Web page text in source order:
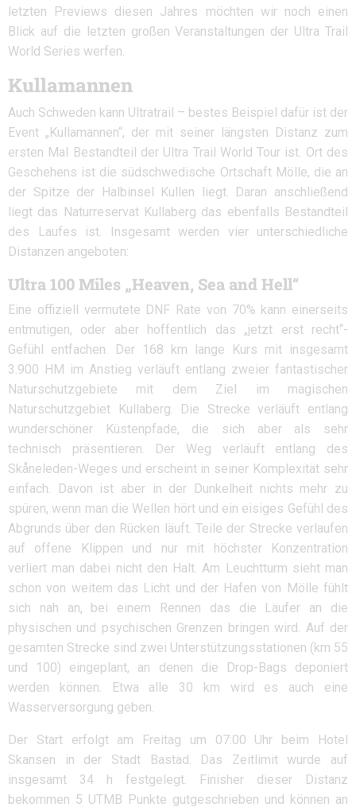
letzten Previews diesen Jahres möchten wir noch einen
Blick auf die letzten großen Veranstaltungen der Ultra Trail
World Series werfen.
Kullamannen
Auch Schweden kann Ultratrail – bestes Beispiel dafür ist der
Event „Kullamannen“, der mit seiner längsten Distanz zum
ersten Mal Bestandteil der Ultra Trail World Tour ist. Ort des
Geschehens ist die südschwedische Ortschaft Mölle, die an
der Spitze der Halbinsel Kullen liegt. Daran anschließend
liegt das Naturreservat Kullaberg das ebenfalls Bestandteil
des Laufes ist. Insgesamt werden vier unterschiedliche
Distanzen angeboten:
Ultra 100 Miles „Heaven, Sea and Hell“
Eine offiziell vermutete DNF Rate von 70% kann einerseits
entmutigen, oder aber hoffentlich das „jetzt erst recht“-
Gefühl entfachen. Der 168 km lange Kurs mit insgesamt
3.900 HM im Anstieg verläuft entlang zweier fantastischer
Naturschutzgebiete mit dem Ziel im magischen
Naturschutzgebiet Kullaberg. Die Strecke verläuft entlang
wunderschöner Küstenpfade, die sich aber als sehr
technisch präsentieren. Der Weg verläuft entlang des
Skåneleden-Weges und erscheint in seiner Komplexität sehr
einfach. Davon ist aber in der Dunkelheit nichts mehr zu
spüren, wenn man die Wellen hört und ein eisiges Gefühl des
Abgrunds über den Rücken läuft. Teile der Strecke verlaufen
auf offene Klippen und nur mit höchster Konzentration
verliert man dabei nicht den Halt. Am Leuchtturm sieht man
schon von weitem das Licht und der Hafen von Mölle fühlt
sich nah an, bei einem Rennen das die Läufer an die
physischen und psychischen Grenzen bringen wird. Auf der
gesamten Strecke sind zwei Unterstützungsstationen (km 55
und 100) eingeplant, an denen die Drop-Bags deponiert
werden können. Etwa alle 30 km wird es auch eine
Wasserversorgung geben.
Der Start erfolgt am Freitag um 07:00 Uhr beim Hotel
Skansen in der Stadt Bastad. Das Zeitlimit wurde auf
insgesamt 34 h festgelegt. Finisher dieser Distanz
bekommen 5 UTMB Punkte gutgeschrieben und können an